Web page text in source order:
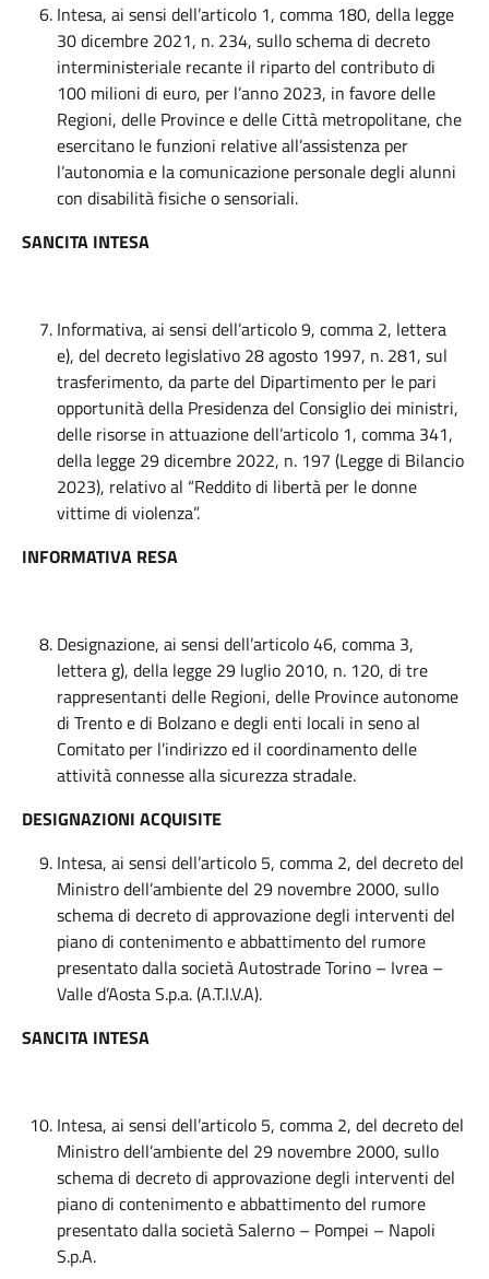
Intesa, ai sensi dell’articolo 1, comma 180, della legge
30 dicembre 2021, n. 234, sullo schema di decreto
interministeriale recante il riparto del contributo di
100 milioni di euro, per l’anno 2023, in favore delle
Regioni, delle Province e delle Città metropolitane, che
esercitano le funzioni relative all’assistenza per
l’autonomia e la comunicazione personale degli alunni
con disabilità fisiche o sensoriali.
SANCITA INTESA
Informativa, ai sensi dell’articolo 9, comma 2, lettera
e), del decreto legislativo 28 agosto 1997, n. 281, sul
trasferimento, da parte del Dipartimento per le pari
opportunità della Presidenza del Consiglio dei ministri,
delle risorse in attuazione dell’articolo 1, comma 341,
della legge 29 dicembre 2022, n. 197 (Legge di Bilancio
2023), relativo al “Reddito di libertà per le donne
vittime di violenza”.
INFORMATIVA RESA
Designazione, ai sensi dell’articolo 46, comma 3,
lettera g), della legge 29 luglio 2010, n. 120, di tre
rappresentanti delle Regioni, delle Province autonome
di Trento e di Bolzano e degli enti locali in seno al
Comitato per l’indirizzo ed il coordinamento delle
attività connesse alla sicurezza stradale.
DESIGNAZIONI ACQUISITE
Intesa, ai sensi dell’articolo 5, comma 2, del decreto del
Ministro dell’ambiente del 29 novembre 2000, sullo
schema di decreto di approvazione degli interventi del
piano di contenimento e abbattimento del rumore
presentato dalla società Autostrade Torino – Ivrea –
Valle d’Aosta S.p.a. (A.T.I.V.A).
SANCITA INTESA
Intesa, ai sensi dell’articolo 5, comma 2, del decreto del
Ministro dell’ambiente del 29 novembre 2000, sullo
schema di decreto di approvazione degli interventi del
piano di contenimento e abbattimento del rumore
presentato dalla società Salerno – Pompei – Napoli
S.p.A.